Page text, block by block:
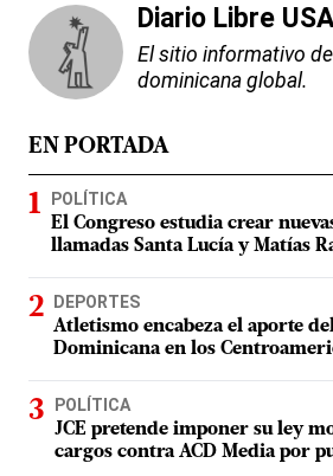
Diario Libre
El sitio informativo
dominicana global.
EN PORTADA
POLÍTICA
El Congreso estudia crear
llamadas Santa Lucía y Matías
DEPORTES
Atletismo encabeza el aporte
Dominicana en los
POLÍTICA
JCE pretende imponer su ley
cargos contra ACD Media por